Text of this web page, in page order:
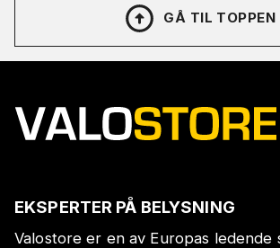
GÅ TIL TOPPEN
EKSPERTER PÅ BELYSNING
Valostore er en av Europas ledende